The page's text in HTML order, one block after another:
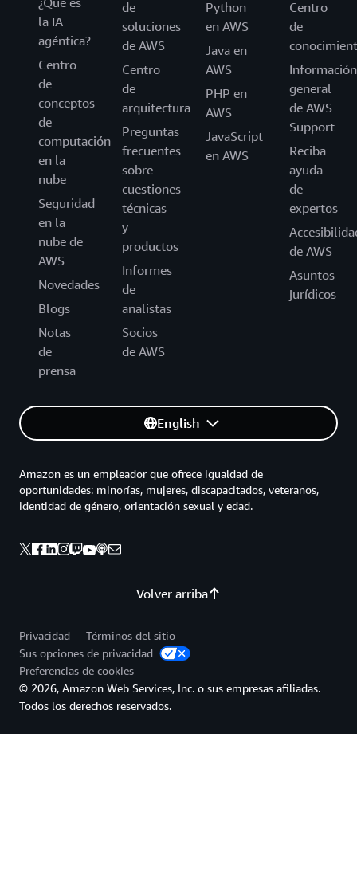
la IA
agéntica?
Centro
de
conceptos
de
computación
en la
nube
Seguridad
en la
nube de
AWS
Novedades
Blogs
Notas
de
prensa
de
soluciones
de AWS
Centro
de
arquitectura
Preguntas
frecuentes
sobre
cuestiones
técnicas
y
productos
Informes
de
analistas
Socios
de AWS
Python
en AWS
Java en
AWS
PHP en
AWS
JavaScript
en AWS
Centro
de
Información
general
de AWS
Support
Reciba
ayuda
de
expertos
de AWS
Asuntos
jurídicos
English
Volver arriba
Amazon es un empleador que ofrece igualdad de
oportunidades: minorías, mujeres, discapacitados, veteranos,
identidad de género, orientación sexual y edad.
Privacidad
Términos del sitio
Sus opciones de privacidad
Preferencias de cookies
© 2026, Amazon Web Services, Inc. o sus empresas afiliadas.
Todos los derechos reservados.